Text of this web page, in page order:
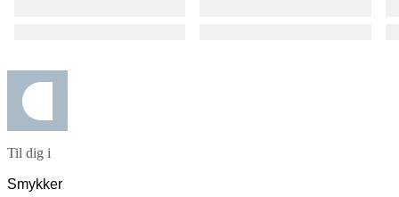
Til dig i
Smykker